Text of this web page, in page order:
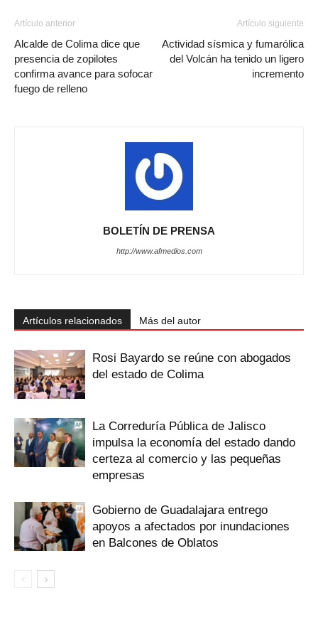
Artículo anterior
Alcalde de Colima dice que
presencia de zopilotes
confirma avance para sofocar
fuego de relleno
Artículo siguiente
Actividad sísmica y fumarólica
del Volcán ha tenido un ligero
incremento
BOLETÍN DE PRENSA
http://www.afmedios.com
Artículos relacionados Más del autor
Rosi Bayardo se reúne con abogados
del estado de Colima
La Correduría Pública de Jalisco
impulsa la economía del estado dando
certeza al comercio y las pequeñas
empresas
Gobierno de Guadalajara entrego
apoyos a afectados por inundaciones
en Balcones de Oblatos